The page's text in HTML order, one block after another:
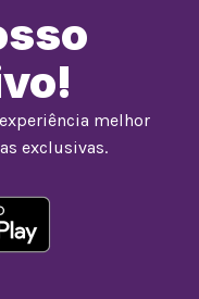
melhor
exclusivas.